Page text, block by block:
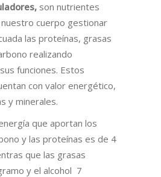
son nutrientes
cuerpo gestionar
las proteínas, grasas
realizando
funciones. Estos
con valor energético,
y minerales.
que aportan los
y las proteínas es de 4
que las grasas
y el alcohol 7